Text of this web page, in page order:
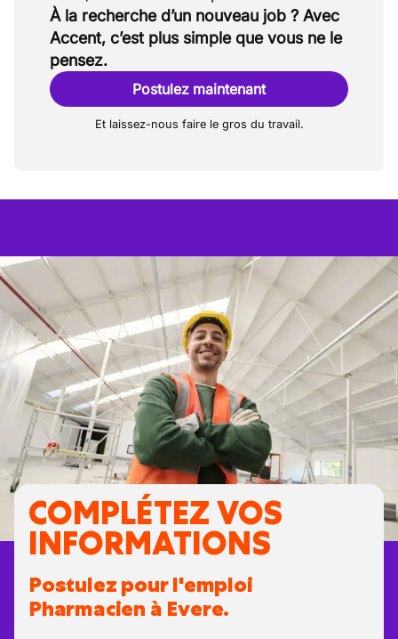
À la recherche d’un nouveau job ? Avec
Accent, c’est plus simple que vous ne le
pensez.
Postulez maintenant
Et laissez-nous faire le gros du travail.
COMPLÉTEZ VOS
INFORMATIONS
Postulez pour l'emploi
Pharmacien à Evere.